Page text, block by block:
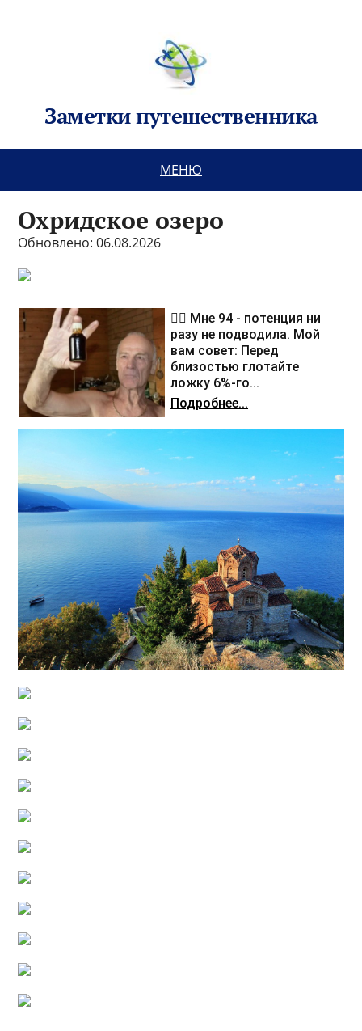
Заметки путешественника
МЕНЮ
Охридское озеро
Обновлено: 06.08.2026
❤️‍🔥 Мне 94 - потенция ни
разу не подводила. Мой
вам совет: Перед
близостью глотайте
ложку 6%-го...
Подробнее...